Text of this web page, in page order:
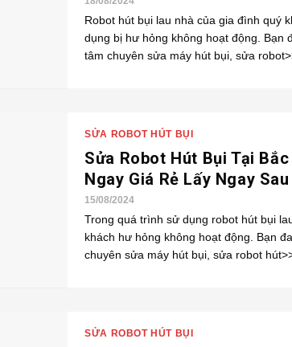
Robot hút bụi lau nhà của gia đình quý
dụng bị hư hỏng không hoạt động. Bạn
tâm chuyên sửa máy hút bụi, sửa
SỬA ROBOT HÚT BỤI
Sửa Robot Hút Bụi Tại
Ngay Giá Rẻ Lấy Ngay
15/08/2024
Trong quá trình sử dụng robot hút bụi
khách hư hỏng không hoạt động. Bạn
chuyên sửa máy hút bụi, sửa robot
SỬA ROBOT HÚT BỤI